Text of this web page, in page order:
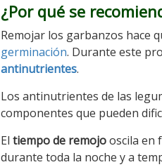
¿Por qué se
Remojar los garbanzos hace
germinación. Durante este
antinutrientes.
Los antinutrientes de las
componentes que pueden
El tiempo de remojooscila en
durante toda la noche y a